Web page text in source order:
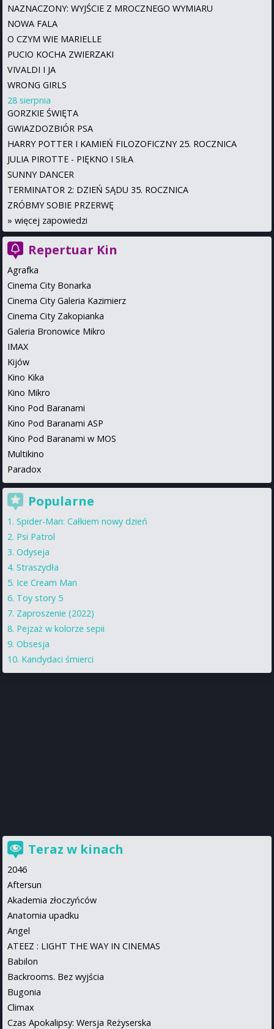
NAZNACZONY: WYJŚCIE Z MROCZNEGO WYMIARU
NOWA FALA
O CZYM WIE MARIELLE
PUCIO KOCHA ZWIERZAKI
VIVALDI I JA
WRONG GIRLS
28 sierpnia
GORZKIE ŚWIĘTA
GWIAZDOZBIÓR PSA
HARRY POTTER I KAMIEŃ FILOZOFICZNY 25. ROCZNICA
JULIA PIROTTE - PIĘKNO I SIŁA
SUNNY DANCER
TERMINATOR 2: DZIEŃ SĄDU 35. ROCZNICA
ZRÓBMY SOBIE PRZERWĘ
» więcej zapowiedzi
Repertuar Kin
Agrafka
Cinema City Bonarka
Cinema City Galeria Kazimierz
Cinema City Zakopianka
Galeria Bronowice Mikro
IMAX
Kijów
Kino Kika
Kino Mikro
Kino Pod Baranami
Kino Pod Baranami ASP
Kino Pod Baranami w MOS
Multikino
Paradox
Popularne
Spider-Man: Całkiem nowy dzień
Psi Patrol
Odyseja
Straszydła
Ice Cream Man
Toy story 5
Zaproszenie (2022)
Pejzaż w kolorze sepii
Obsesja
Kandydaci śmierci
Teraz w kinach
2046
Aftersun
Akademia złoczyńców
Anatomia upadku
Angel
ATEEZ : LIGHT THE WAY IN CINEMAS
Babilon
Backrooms. Bez wyjścia
Bugonia
Climax
Czas Apokalipsy: Wersja Reżyserska